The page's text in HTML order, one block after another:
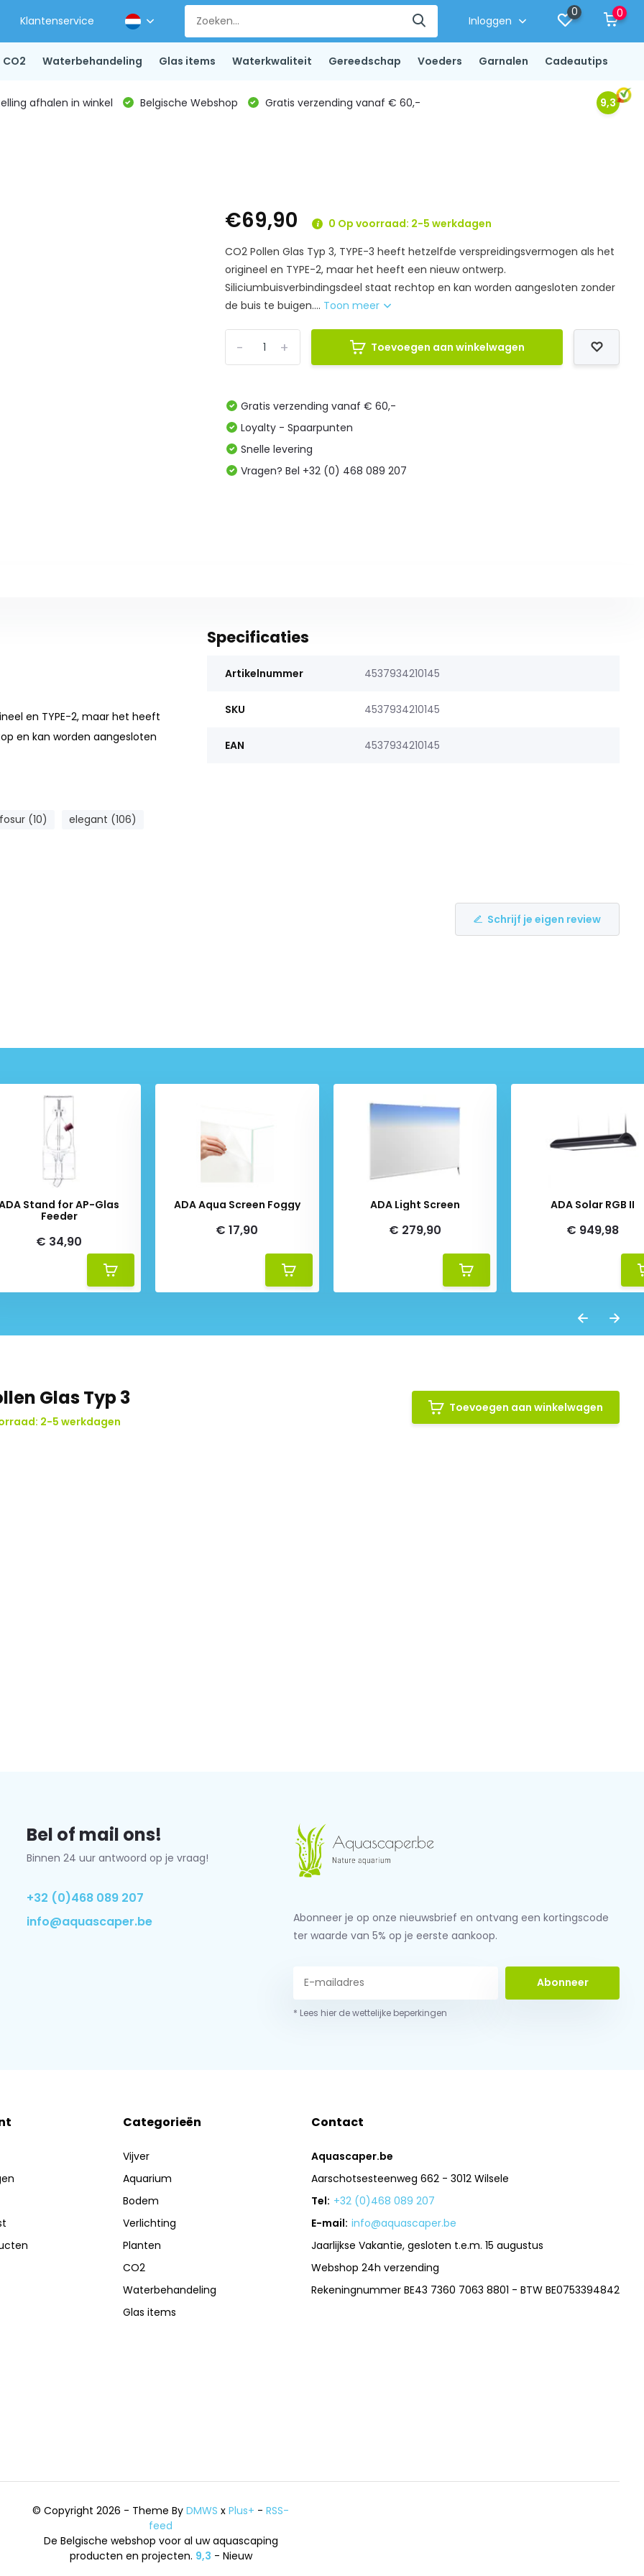
Klantenservice Inloggen
0 0
CO2 Waterbehandeling Glas items Waterkwaliteit Gereedschap Voeders Garnalen Cadeautips
afhalen in winkel Belgische Webshop Gratis verzending vanaf € 60,- 9,3
€69,90
0 Op voorraad: 2-5 werkdagen
CO2 Pollen Glas Typ 3, TYPE-3 heeft hetzelfde verspreidingsvermogen als het
origineel en TYPE-2, maar het heeft een nieuw ontwerp.
Siliciumbuisverbindingsdeel staat rechtop en kan worden aangesloten zonder
de buis te buigen.... Toon meer
+
- Toevoegen aan winkelwagen
Gratis verzending vanaf € 60,-
Loyalty - Spaarpunten
Snelle levering
Vragen? Bel +32 (0) 468 089 207
en TYPE-2, maar het heeft
en kan worden aangesloten
(10)
elegant (106)
Specificaties
Artikelnummer 4537934210145
SKU 4537934210145
EAN 4537934210145
Schrijf je eigen review
Stand for AP-Glas
Feeder
€ 34,90
ADA Aqua Screen Foggy
€ 17,90
ADA Light Screen
€ 279,90
ADA Solar RGB II
€ 949,98
Glas Typ 3
2-5 werkdagen
Toevoegen aan winkelwagen
Bel of mail ons!
Binnen 24 uur antwoord op je vraag!
+32 (0)468 089 207
info@aquascaper.be
Abonneer je op onze nieuwsbrief en ontvang een kortingscode
ter waarde van 5% op je eerste aankoop.
Abonneer
* Lees hier de wettelijke beperkingen
Categorieën
Vijver
Aquarium
Bodem
Verlichting
Planten
CO2
Waterbehandeling
Glas items
Contact
Aquascaper.be
Aarschotsesteenweg 662 - 3012 Wilsele
Tel: +32 (0)468 089 207
E-mail: info@aquascaper.be
Jaarlijkse Vakantie, gesloten t.e.m. 15 augustus
Webshop 24h verzending
Rekeningnummer BE43 7360 7063 8801 - BTW BE0753394842
© Copyright 2026 - Theme ByDMWS xPlus+ -RSS-
feed
De Belgische webshop voor al uw aquascaping
producten en projecten. 9,3 - Nieuw